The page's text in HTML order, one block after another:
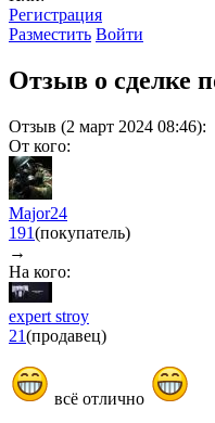
Регистрация
Разместить Войти
Отзыв о сделке
Отзыв (2 март 2024 08:46):
От кого:
Major24
191(покупатель)
→
На кого:
expert stroy
21(продавец)
всё отлично